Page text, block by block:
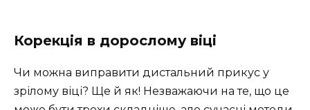
Корекція в дорослому віці
Чи можна виправити дистальний прикус у
зрілому віці? Ще й як! Незважаючи на те, що це